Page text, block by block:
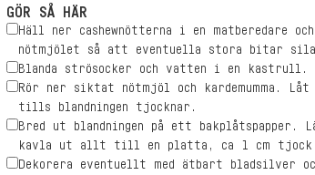
GÖR SÅ HÄR
Häll ner cashewnötterna i en
nötmjölet så att eventuella stora bitar
Blanda strösocker och vatten i en kastrull.
Rör ner siktat nötmjöl och kardemumma.
tills blandningen tjocknar.
Bred ut blandningen på ett bakplåtspapper.
kavla ut allt till en platta, ca 1 cm
Dekorera eventuellt med ätbart bladsilver